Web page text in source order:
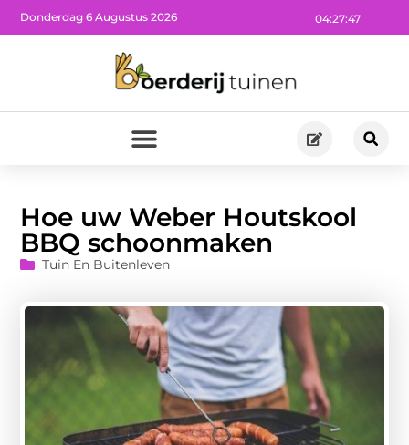
04:27:48
Donderdag 6 Augustus 2026
Hoe uw Weber Houtskool
BBQ schoonmaken
Tuin En Buitenleven